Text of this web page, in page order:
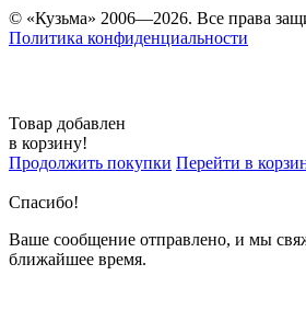
© «Кузьма» 2006—2026. Все права
Политика конфиденциальности
Товар добавлен
в корзину!
Продолжить покупки Перейти в
Спасибо!
Ваше сообщение отправлено, и мы
ближайшее время.